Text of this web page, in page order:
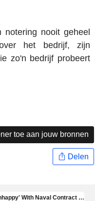
nooit geheel
het bedrijf, zijn
zo'n bedrijf probeert
toe aan jouw bronnen
Delen